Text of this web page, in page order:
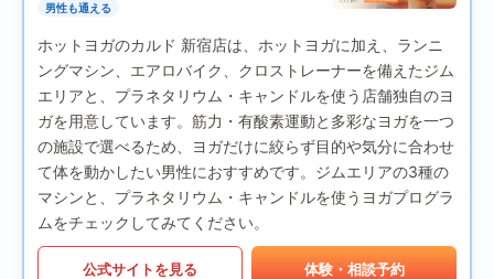
男性も通える
ホットヨガのカルド 新宿店は、ホットヨガに加え、ランニ
ングマシン、エアロバイク、クロストレーナーを備えたジム
エリアと、プラネタリウム・キャンドルを使う店舗独自のヨ
ガを用意しています。筋力・有酸素運動と多彩なヨガを一つ
の施設で選べるため、ヨガだけに絞らず目的や気分に合わせ
て体を動かしたい男性におすすめです。ジムエリアの3種の
マシンと、プラネタリウム・キャンドルを使うヨガプログラ
ムをチェックしてみてください。
公式サイトを見る 体験・相談予約